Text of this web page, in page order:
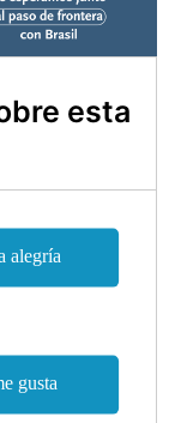
esta